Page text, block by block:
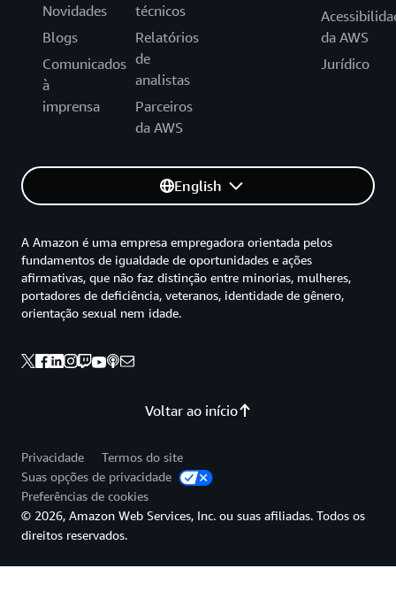
Novidades
Blogs
Comunicados
à
imprensa
técnicos
Relatórios
de
analistas
Parceiros
da AWS
da AWS
Jurídico
English
Voltar ao início
A Amazon é uma empresa empregadora orientada pelos
fundamentos de igualdade de oportunidades e ações
afirmativas, que não faz distinção entre minorias, mulheres,
portadores de deficiência, veteranos, identidade de gênero,
orientação sexual nem idade.
Privacidade
Termos do site
Suas opções de privacidade
Preferências de cookies
© 2026, Amazon Web Services, Inc. ou suas afiliadas. Todos os
direitos reservados.